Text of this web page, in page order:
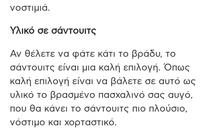
νοστιμιά.
Υλικό σε σάντουιτς
Αν θέλετε να φάτε κάτι το βράδυ, το
σάντουιτς είναι μια καλή επιλογή. Όπως
καλή επιλογή είναι να βάλετε σε αυτό ως
υλικό το βρασμένο πασχαλινό σας αυγό,
που θα κάνει το σάντουιτς πιο πλούσιο,
νόστιμο και χορταστικό.